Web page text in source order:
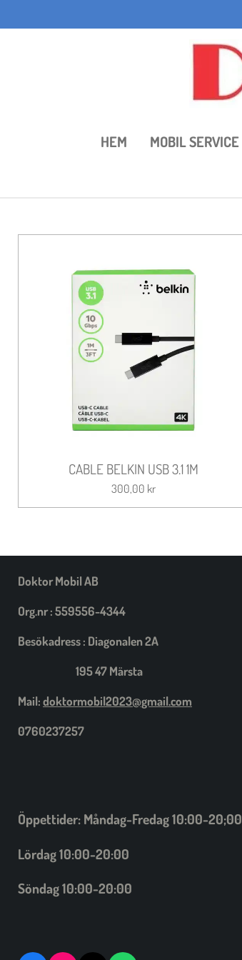
till
HEM MOBIL SERVICE
CABLE BELKIN USB 3.1 1M
300,00 kr
Doktor Mobil AB
Org.nr : 559556-4344
Besökadress : Diagonalen 2A
195 47 Märsta
Mail:doktormobil2023@gmail.com
0760237257
Öppettider: Måndag-Fredag 10:00-20;00
Lördag 10:00-20:00
Söndag 10:00-20:00